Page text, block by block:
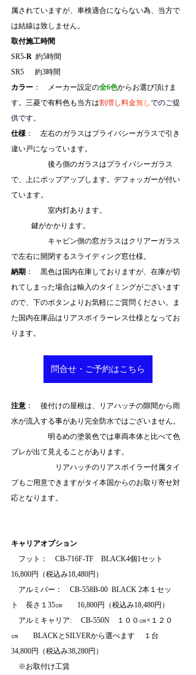
属されていますが、車検適合にならない為、当方で
は結線は致しません。
取付施工時間
SR5-R 約5時間
SR5      約3時間
カラー ：　メーカー設定の全6色からお選び頂けま
す。三菱で有料色も当方は割増し料金無しでのご提
供です。
仕様 ：　左右のガラスはプライバシーガラスで引き
違い戸になっています。
後ろ側のガラスはプライバシーガラス
で、上にポップアップします。デフォッガーが付い
ています。
室内灯あります。
           鍵がかかります。
キャビン側の窓ガラスはクリアーガラス
で左右に開閉するスライディング窓仕様。
納期 ：　黒色は国内在庫しておりますが、在庫が切
れてしまった場合は輸入のタイミングがございます
ので、下のボタンよりお気軽にご質問ください。ま
た国内在庫品はリアスポイラーレス仕様となってお
ります。
問合せ・ご予約はこちら
注意 ： 後付けの屋根は、リアハッチの隙間から雨
水が流入する事があり完全防水ではございません。
明るめの塗装色では車両本体と比べて色
ブレが出て見えることがあります。
リアハッチのリアスポイラー付属タイ
プもご用意できますがタイ本国からのお取り寄せ対
応となります。
キャリアオプション
フット：　CB-716F-TF    BLACK4個1セット
16,800円（税込み18,480円）
アルミバー：　CB-558B-00  BLACK 2本１セッ
ト　長さ１35㎝　　16,800円（税込み18,480円）
アルミキャリア: 　CB-550N　１００㎝×１２０
㎝　　BLACKとSILVERから選べます 　１台
34,800円（税込み38,280円）
※お取付け工賃